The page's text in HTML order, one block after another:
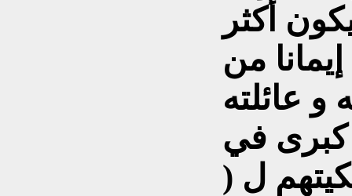
أكثر
من
عائلته
كبرى في
ل (